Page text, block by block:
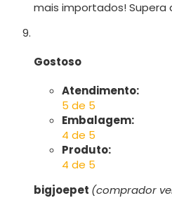
mais importados! Supera
Gostoso
Atendimento:
5 de 5
Embalagem:
4 de 5
Produto:
4 de 5
bigjoepet (comprador